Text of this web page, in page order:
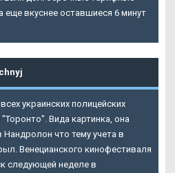
еще вкуснее оставшиеся 6 минут
украинских полицейских
Вида картинка, она
что тему учета в
Венецианского кинофестиваля
следующей неделе в